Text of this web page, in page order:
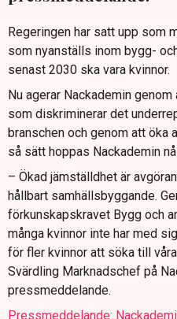
Regeringen har satt upp som
som nyanställs inom bygg-
senast 2030 ska vara kvinnor.
Nu agerar Nackademin
som diskriminerar det
branschen och genom att öka
så sätt hoppas Nackademin
– Ökad jämställdhet är
hållbart samhällsbyggande.
förkunskapskravet Bygg och
många kvinnor inte har med
för fler kvinnor att söka till
Svärdling Marknadschef på
pressmeddelande.
Pressmeddelande: